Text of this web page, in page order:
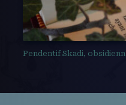
Pendentif Skadi,